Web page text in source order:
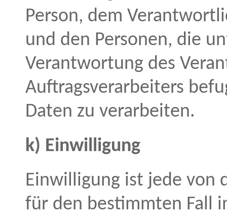
Person, dem
und den Personen, die
Verantwortung des
Auftragsverarbeiters
Daten zu verarbeiten.
k) Einwilligung
Einwilligung ist jede von
für den bestimmten Fall